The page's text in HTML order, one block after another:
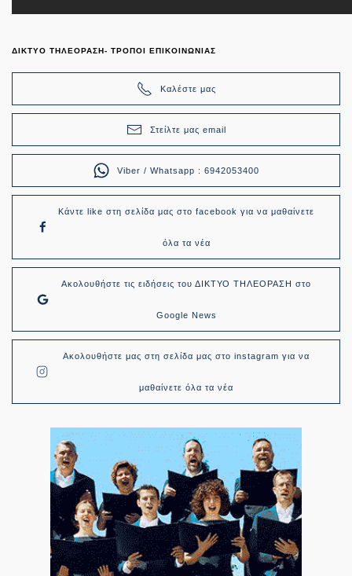
ΔΙΚΤΥΟ ΤΗΛΕΟΡΑΣΗ- ΤΡΟΠΟΙ ΕΠΙΚΟΙΝΩΝΙΑΣ
Καλέστε μας
Στείλτε μας email
Viber / Whatsapp : 6942053400
Κάντε like στη σελίδα μας στο facebook για να μαθαίνετε
όλα τα νέα
Ακολουθήστε τις ειδήσεις του ΔΙΚΤΥΟ ΤΗΛΕΟΡΑΣΗ στο
Google News
Ακολουθήστε μας στη σελίδα μας στο instagram για να
μαθαίνετε όλα τα νέα